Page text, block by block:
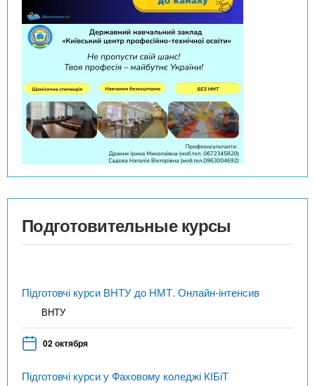
Подготовительные курсы
Підготовчі курси ВНТУ до НМТ. Онлайн-інтенсив
ВНТУ
02 октября
Підготовчі курси у Фаховому коледжі КІБіТ